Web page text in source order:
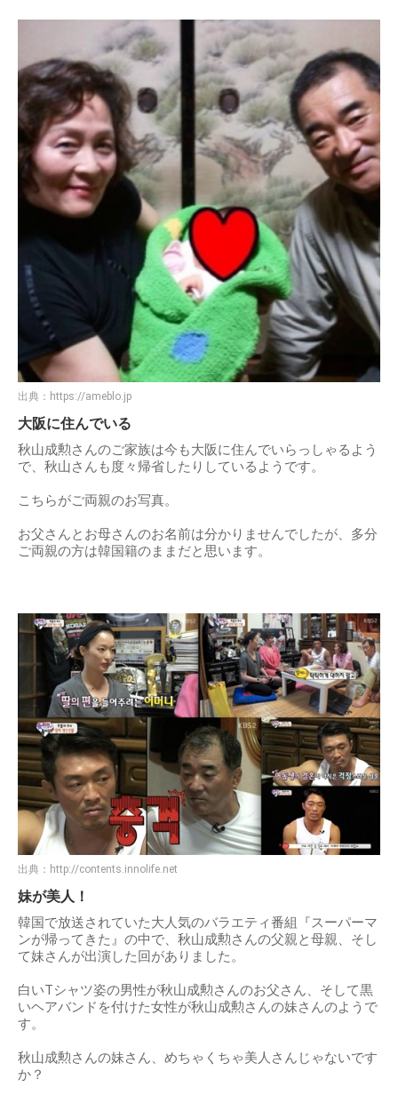
出典： https://ameblo.jp
大阪に住んでいる
秋山成勲さんのご家族は今も大阪に住んでいらっしゃるよう
で、秋山さんも度々帰省したりしているようです。
こちらがご両親のお写真。
お父さんとお母さんのお名前は分かりませんでしたが、多分
ご両親の方は韓国籍のままだと思います。
出典： http://contents.innolife.net
妹が美人！
韓国で放送されていた大人気のバラエティ番組『スーパーマ
ンが帰ってきた』の中で、秋山成勲さんの父親と母親、そし
て妹さんが出演した回がありました。
白いTシャツ姿の男性が秋山成勲さんのお父さん、そして黒
いヘアバンドを付けた女性が秋山成勲さんの妹さんのようで
す。
秋山成勲さんの妹さん、めちゃくちゃ美人さんじゃないです
か？